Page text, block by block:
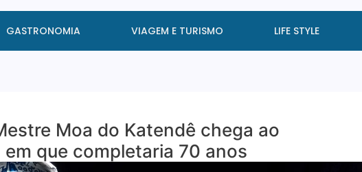
GASTRONOMIA VIAGEM E TURISMO LIFE STYLE
Moa do Katendê chega ao
que completaria 70 anos